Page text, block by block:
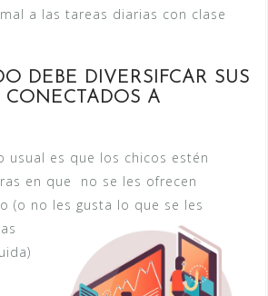
a las tareas diarias con clase
DEBE DIVERSIFCAR SUS
CONECTADOS A
usual es que los chicos estén
en que no se les ofrecen
(o no les gusta lo que se les